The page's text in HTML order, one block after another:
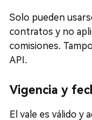
Solo pueden
contratos y no
comisiones.
API.
Vigencia y
El vale es válido y